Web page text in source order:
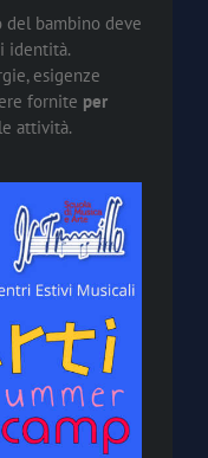
del bambino deve
identità.
esigenze
fornite per
attività.